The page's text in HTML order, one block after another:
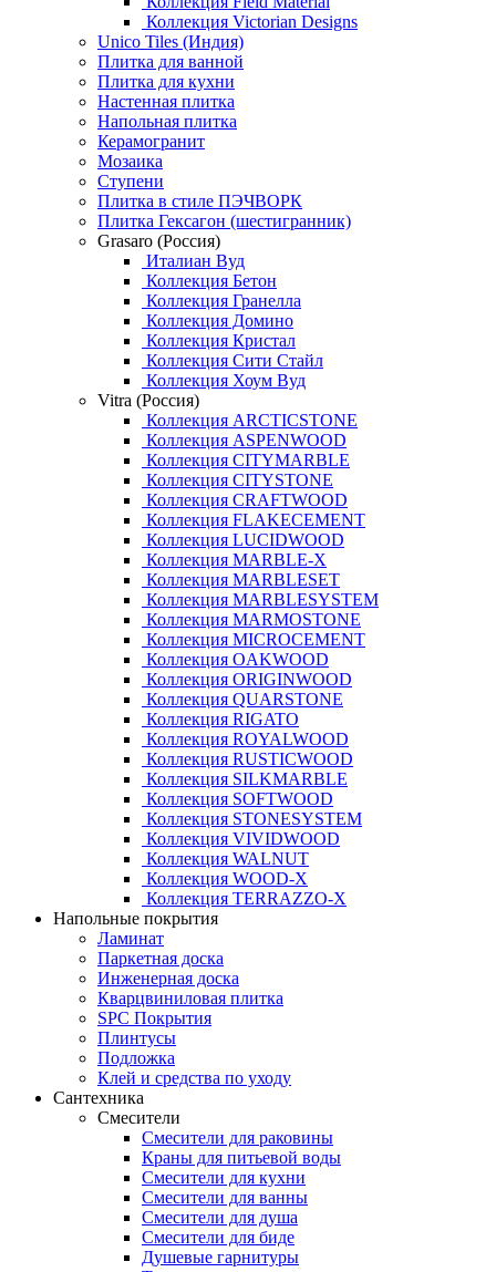
Коллекция Victorian Designs
Unico Tiles (Индия)
Плитка для ванной
Плитка для кухни
Настенная плитка
Напольная плитка
Керамогранит
Мозаика
Ступени
Плитка в стиле ПЭЧВОРК
Плитка Гексагон (шестигранник)
Grasaro (Россия)
Италиан Вуд
Коллекция Бетон
Коллекция Гранелла
Коллекция Домино
Коллекция Кристал
Коллекция Сити Стайл
Коллекция Хоум Вуд
Vitra (Россия)
Коллекция ARCTICSTONE
Коллекция ASPENWOOD
Коллекция CITYMARBLE
Коллекция CITYSTONE
Коллекция CRAFTWOOD
Коллекция FLAKECEMENT
Коллекция LUCIDWOOD
Коллекция MARBLE-X
Коллекция MARBLESET
Коллекция MARBLESYSTEM
Коллекция MARMOSTONE
Коллекция MICROCEMENT
Коллекция OAKWOOD
Коллекция ORIGINWOOD
Коллекция QUARSTONE
Коллекция RIGATO
Коллекция ROYALWOOD
Коллекция RUSTICWOOD
Коллекция SILKMARBLE
Коллекция SOFTWOOD
Коллекция STONESYSTEM
Коллекция VIVIDWOOD
Коллекция WALNUT
Коллекция WOOD-X
Коллекция ТЕRRАZZO-X
Напольные покрытия
Ламинат
Паркетная доска
Инженерная доска
Кварцвиниловая плитка
SPC Покрытия
Плинтусы
Подложка
Клей и средства по уходу
Сантехника
Смесители
Смесители для раковины
Краны для питьевой воды
Смесители для кухни
Смесители для ванны
Смесители для душа
Смесители для биде
Душевые гарнитуры